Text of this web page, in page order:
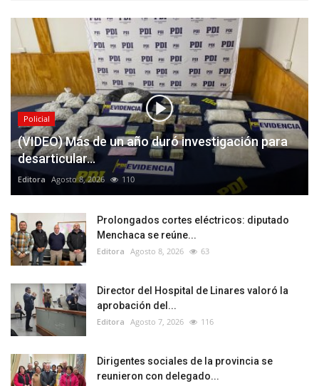
Policial
(VIDEO) Más de un año duró investigación para
desarticular...
Editora Agosto 8, 2026 110
Prolongados cortes eléctricos: diputado
Menchaca se reúne...
Editora Agosto 8, 2026 63
Director del Hospital de Linares valoró la
aprobación del...
Editora Agosto 7, 2026 116
Dirigentes sociales de la provincia se
reunieron con delegado...